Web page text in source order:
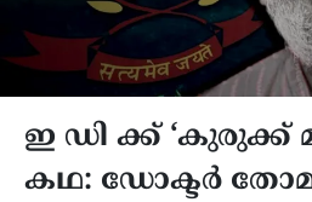
ഇ ഡി ക്ക് ‘കുരുക്ക്
കഥ: ഡോക്ടർ